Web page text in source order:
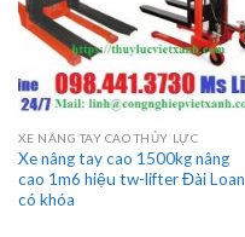
XE NÂNG TAY CAO THỦY LỰC
Xe nâng tay cao 1500kg nâng
cao 1m6 hiệu tw-lifter Đài Loan
có khóa